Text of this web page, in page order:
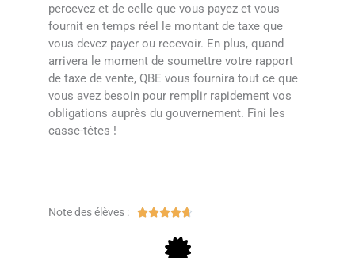
percevez et de celle que vous payez et vous
fournit en temps réel le montant de taxe que
vous devez payer ou recevoir. En plus, quand
arrivera le moment de soumettre votre rapport
de taxe de vente, QBE vous fournira tout ce que
vous avez besoin pour remplir rapidement vos
obligations auprès du gouvernement. Fini les
casse-têtes !
Note des élèves : 